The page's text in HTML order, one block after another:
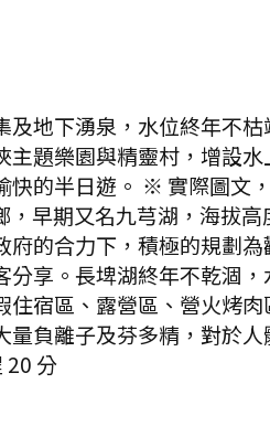
地下湧泉，水位終年不
題樂園與精靈村，增設
快的半日遊。 ※ 實際圖文
早期又名九芎湖，海拔
的合力下，積極的規劃
享。長埤湖終年不乾涸
宿區、露營區、營火烤
負離子及芬多精，對於
20 分